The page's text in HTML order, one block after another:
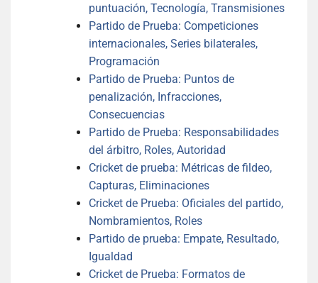
puntuación, Tecnología, Transmisiones
Partido de Prueba: Competiciones
internacionales, Series bilaterales,
Programación
Partido de Prueba: Puntos de
penalización, Infracciones,
Consecuencias
Partido de Prueba: Responsabilidades
del árbitro, Roles, Autoridad
Cricket de prueba: Métricas de fildeo,
Capturas, Eliminaciones
Cricket de Prueba: Oficiales del partido,
Nombramientos, Roles
Partido de prueba: Empate, Resultado,
Igualdad
Cricket de Prueba: Formatos de